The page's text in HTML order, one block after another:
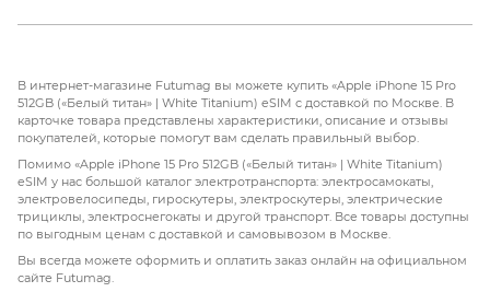
видеохостингах. Те, кто пропустил 14-е поколение,
будут рады узнать о дополнительных изменениях,
Мегапиксельная основная камера. Улучшенная
автономность также позволяет реже думать о
зарядке.
Компания Apple решила уменьшить вес iPhone 15
В интернет-магазине Futumag вы можете купить «Apple iPhone 15 Pro
512GB («Белый титан» | White Titanium) eSIM с доставкой по Москве. В
карточке товара представлены характеристики, описание и отзывы
покупателей, которые помогут вам сделать правильный выбор.
Помимо «Apple iPhone 15 Pro 512GB («Белый титан» | White Titanium)
eSIM у нас большой каталог электротранспорта: электросамокаты,
электровелосипеды, гироскутеры, электроскутеры, электрические
трициклы, электроснегокаты и другой транспорт. Все товары доступны
по выгодным ценам с доставкой и самовывозом в Москве.
Вы всегда можете оформить и оплатить заказ онлайн на официальном
сайте Futumag.